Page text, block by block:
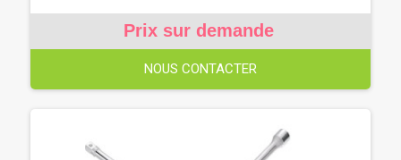
Prix sur demande
NOUS CONTACTER